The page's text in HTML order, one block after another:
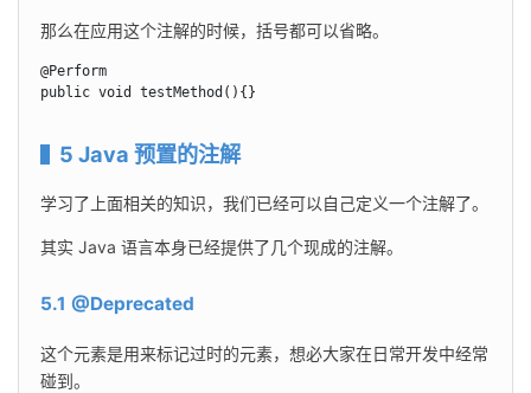
那么在应用这个注解的时候，括号都可以省略。
@Perform
public void testMethod(){}
5 Java 预置的注解
学习了上面相关的知识，我们已经可以自己定义一个注解了。
其实 Java 语言本身已经提供了几个现成的注解。
5.1 @Deprecated
这个元素是用来标记过时的元素，想必大家在日常开发中经常
碰到。